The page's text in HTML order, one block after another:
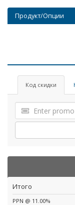
Продукт/Опции
Код скидки
Итого
PPN @ 11.00%